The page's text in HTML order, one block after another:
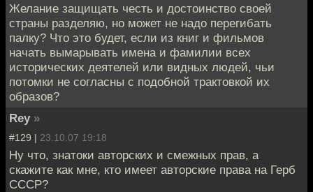
Желание защищать честь и достоинство своей
страны разделяю, но может не надо перегибать
палку? Что это будет, если из книг и фильмов
начать вымарывать имена и фамилии всех
исторических деятелей или видных людей, чьи
потомки не согласны с подобной трактовкой их
образов?
Rey »
#129 | 23.10.07 19:18
Ну что, знатоки авторских и смежных прав, а
скажите как мне, кто имеет авторские права на Герб
СССР?